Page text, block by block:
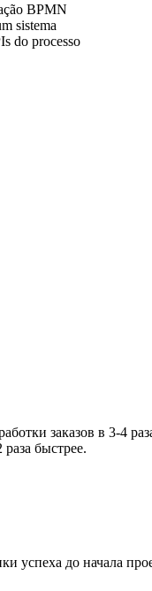
BPMN
sistema
do processo
заказов в 3-4
быстрее.
успеха до начала